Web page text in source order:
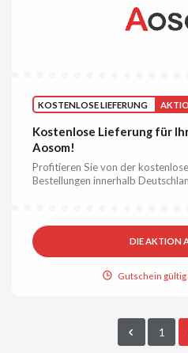
KOSTENLOSE LIEFERUNG
Kostenlose Lieferung für
Aosom!
Profitieren Sie von der
Bestellungen innerhalb
DIE AKTION
Gutschein
1